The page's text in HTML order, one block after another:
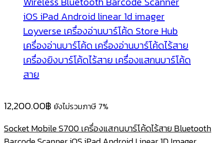
12,200.00฿ ยังไม่รวมภาษี 7%
Socket Mobile S700 เครื่องแสกนบาร์โค้ดไร้สาย Bluetooth